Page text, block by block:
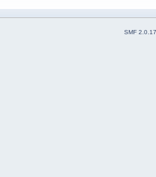
SMF 2.0.17